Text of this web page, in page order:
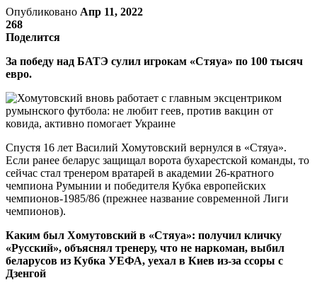
Опубликовано Апр 11, 2022
268
Поделится
За победу над БАТЭ сулил игрокам «Стяуа» по 100 тысяч
евро.
Спустя 16 лет Василий Хомутовский вернулся в «Стяуа».
Если ранее беларус защищал ворота бухарестской команды, то
сейчас стал тренером вратарей в академии 26-кратного
чемпиона Румынии и победителя Кубка европейских
чемпионов-1985/86 (прежнее название современной Лиги
чемпионов).
Каким был Хомутовский в «Стяуа»: получил кличку
«Русский», объяснял тренеру, что не наркоман, выбил
беларусов из Кубка УЕФА, уехал в Киев из-за ссоры с
Дзенгой